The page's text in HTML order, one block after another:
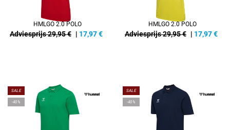
HMLGO 2.0 POLO
Adviesprijs 29,95 € | 17,97€
HMLGO 2.0 POLO
Adviesprijs 29,95 € | 17,97€
SALE
-40%
SALE
-40%